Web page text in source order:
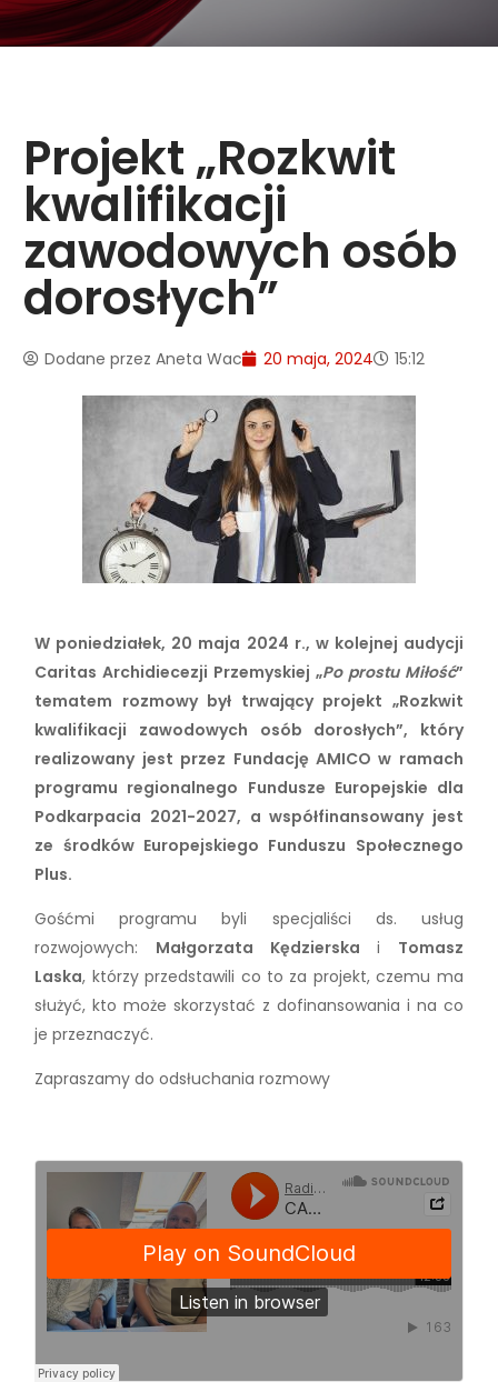
Projekt „Rozkwit
kwalifikacji
zawodowych osób
dorosłych”
Dodane przez Aneta Wac 20 maja, 2024 15:12
W poniedziałek, 20 maja 2024 r., w kolejnej audycji
Caritas Archidiecezji Przemyskiej „Po prostu Miłość”
tematem rozmowy był trwający projekt „Rozkwit
kwalifikacji zawodowych osób dorosłych”, który
realizowany jest przez Fundację AMICO w ramach
programu regionalnego Fundusze Europejskie dla
Podkarpacia 2021-2027, a współfinansowany jest
ze środków Europejskiego Funduszu Społecznego
Plus.
Gośćmi programu byli specjaliści ds. usług
rozwojowych: Małgorzata Kędzierska i Tomasz
Laska, którzy przedstawili co to za projekt, czemu ma
służyć, kto może skorzystać z dofinansowania i na co
je przeznaczyć.
Zapraszamy do odsłuchania rozmowy